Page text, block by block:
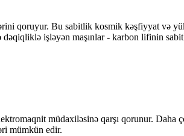
qoruyur. Bu sabitlik kosmik kəşfiyyat və
işləyən maşınlar - karbon lifinin
müdaxiləsinə qarşı qorunur. Daha
mümkün edir.